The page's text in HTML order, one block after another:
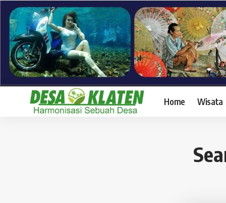
Home Wisata